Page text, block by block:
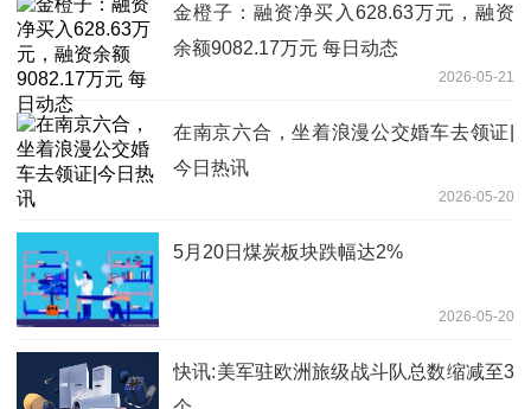
金橙子：融资净买入628.63万元，融资
余额9082.17万元 每日动态
2026-05-21
在南京六合，坐着浪漫公交婚车去领证|
今日热讯
2026-05-20
5月20日煤炭板块跌幅达2%
2026-05-20
快讯:美军驻欧洲旅级战斗队总数缩减至3